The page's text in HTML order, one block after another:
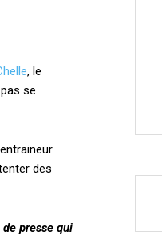
, le
se
des
presse qui